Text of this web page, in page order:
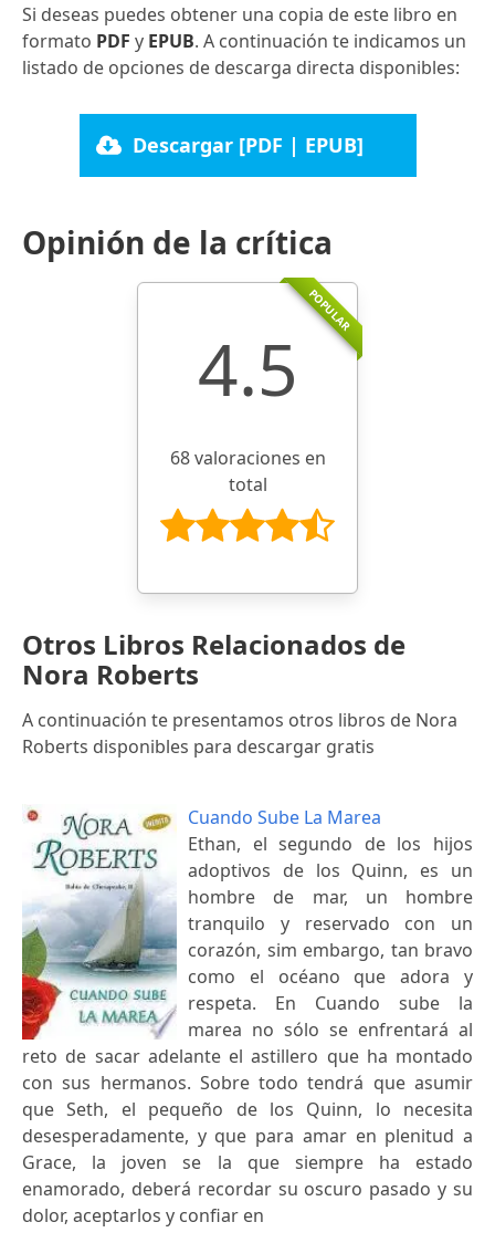
Si deseas puedes obtener una copia de este libro en
formato PDF y EPUB. A continuación te indicamos un
listado de opciones de descarga directa disponibles:
Descargar [PDF | EPUB]
Opinión de la crítica
POPULAR
4.5
68 valoraciones en
total
Otros Libros Relacionados de
Nora Roberts
A continuación te presentamos otros libros de Nora
Roberts disponibles para descargar gratis
Cuando Sube La Marea
Ethan, el segundo de los hijos
adoptivos de los Quinn, es un
hombre de mar, un hombre
tranquilo y reservado con un
corazón, sim embargo, tan bravo
como el océano que adora y
respeta. En Cuando sube la
marea no sólo se enfrentará al
reto de sacar adelante el astillero que ha montado
con sus hermanos. Sobre todo tendrá que asumir
que Seth, el pequeño de los Quinn, lo necesita
desesperadamente, y que para amar en plenitud a
Grace, la joven se la que siempre ha estado
enamorado, deberá recordar su oscuro pasado y su
dolor, aceptarlos y confiar en